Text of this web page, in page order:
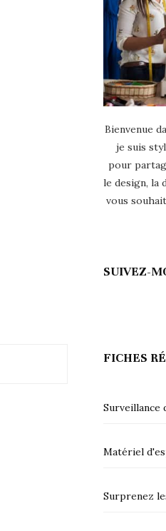
Bienvenue
je suis
pour
le design, la
vous
SUIVEZ-
FICHES
Surveillance
Matériel
Surprenez